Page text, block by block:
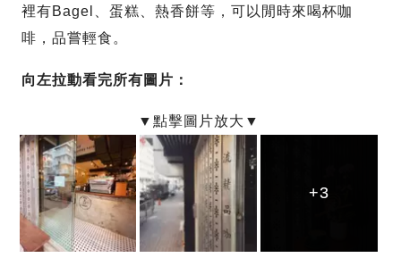
裡有Bagel、蛋糕、熱香餅等，可以閒時來喝杯咖
啡，品嘗輕食。
向左拉動看完所有圖片：
+3
+3
+3